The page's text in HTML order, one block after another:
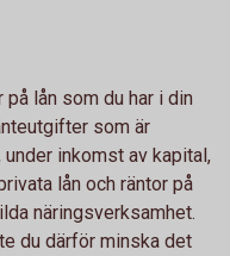
lån som du har i din
som är
inkomst av kapital,
lån och räntor på
näringsverksamhet.
du därför minska det